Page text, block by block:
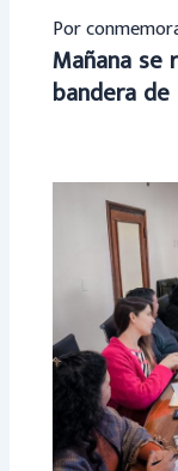
Por
Mañana se
bandera